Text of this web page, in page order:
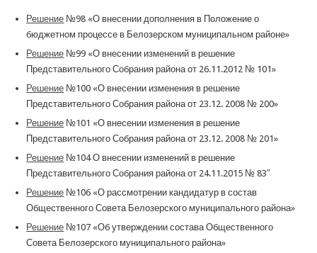
Решение №98 «О внесении дополнения в Положение о
бюджетном процессе в Белозерском муниципальном районе»
Решение №99 «О внесении изменений в решение
Представительного Собрания района от 26.11.2012 № 101»
Решение №100 «О внесении изменения в решение
Представительного Собрания района от 23.12. 2008 № 200»
Решение №101 «О внесении изменения в решение
Представительного Собрания района от 23.12. 2008 № 201»
Решение №104 О внесении изменений в решение
Представительного Собрания района от 24.11.2015 № 83″
Решение №106 «О рассмотрении кандидатур в состав
Общественного Совета Белозерского муниципального района»
Решение №107 «Об утверждении состава Общественного
Совета Белозерского муниципального района»